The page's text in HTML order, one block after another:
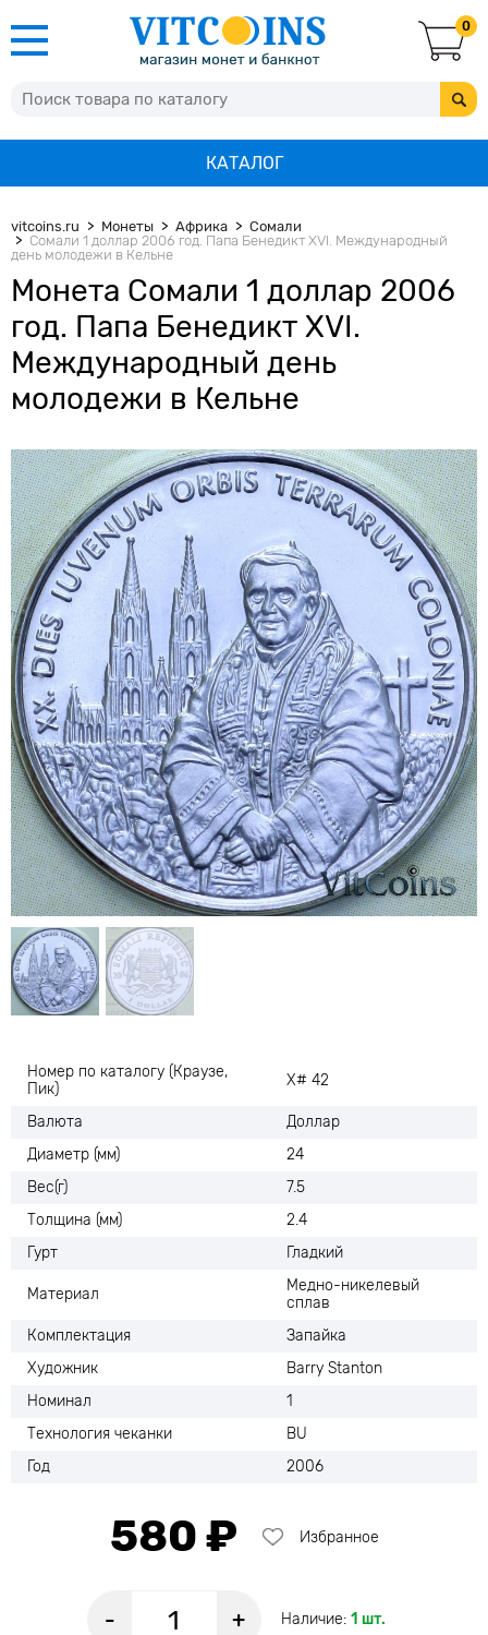
0
КАТАЛОГ
vitcoins.ru Монеты Африка
Сомали
Сомали 1 доллар 2006 год. Папа Бенедикт XVI. Международный
день молодежи в Кельне
Монета Сомали 1 доллар 2006
год. Папа Бенедикт XVI.
Международный день
молодежи в Кельне
Номер по каталогу (Краузе,
Пик)
X# 42
Валюта
Доллар
Диаметр (мм)
24
Вес(г)
7.5
Толщина (мм)
2.4
Гурт
Гладкий
Материал
Медно-никелевый
сплав
Комплектация
Запайка
Художник
Barry Stanton
Номинал
1
Технология чеканки
BU
Год
2006
580 ₽ Избранное
- + Наличие: 1 шт.